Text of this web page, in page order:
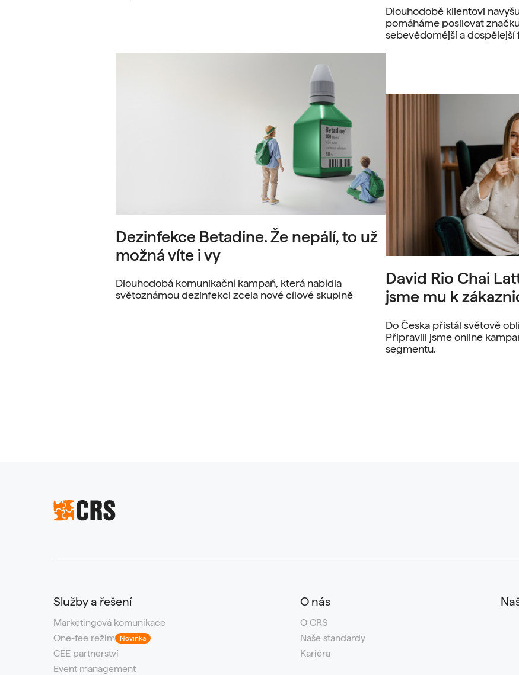
Dezinfekce Betadine. Že nepálí, to už
možná víte i vy
Dlouhodobá komunikační kampaň, která nabídla
světoznámou dezinfekci zcela nové cílové skupině
Dlouhodobě klientovi
pomáháme posilovat
sebevědomější a dospělejší
David Rio Chai
jsme mu k
Do Česka přistál světově
Připravili jsme online
segmentu.
Služby a řešení
Marketingová komunikace
One-fee režim
Novinka
CEE partnerství
Event management
O nás
O CRS
Naše standardy
Kariéra